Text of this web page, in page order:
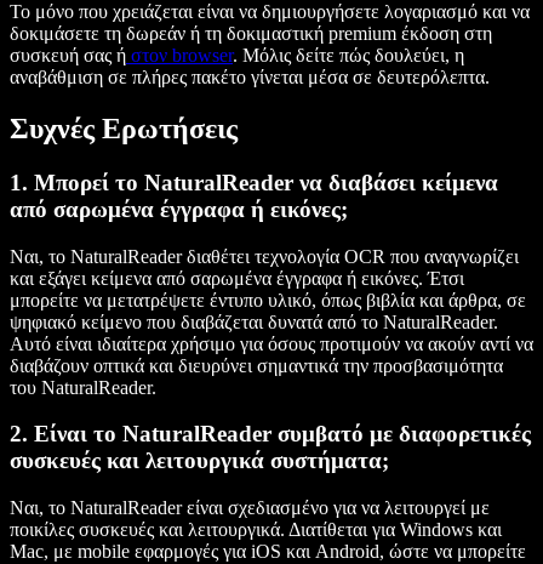
Το μόνο που χρειάζεται είναι να δημιουργήσετε λογαριασμό και να
δοκιμάσετε τη δωρεάν ή τη δοκιμαστική premium έκδοση στη
συσκευή σας ή στον browser. Μόλις δείτε πώς δουλεύει, η
αναβάθμιση σε πλήρες πακέτο γίνεται μέσα σε δευτερόλεπτα.
Συχνές Ερωτήσεις
1. Μπορεί το NaturalReader να διαβάσει κείμενα
από σαρωμένα έγγραφα ή εικόνες;
Ναι, το NaturalReader διαθέτει τεχνολογία OCR που αναγνωρίζει
και εξάγει κείμενα από σαρωμένα έγγραφα ή εικόνες. Έτσι
μπορείτε να μετατρέψετε έντυπο υλικό, όπως βιβλία και άρθρα, σε
ψηφιακό κείμενο που διαβάζεται δυνατά από το NaturalReader.
Αυτό είναι ιδιαίτερα χρήσιμο για όσους προτιμούν να ακούν αντί να
διαβάζουν οπτικά και διευρύνει σημαντικά την προσβασιμότητα
του NaturalReader.
2. Είναι το NaturalReader συμβατό με διαφορετικές
συσκευές και λειτουργικά συστήματα;
Ναι, το NaturalReader είναι σχεδιασμένο για να λειτουργεί με
ποικίλες συσκευές και λειτουργικά. Διατίθεται για Windows και
Mac, με mobile εφαρμογές για iOS και Android, ώστε να μπορείτε